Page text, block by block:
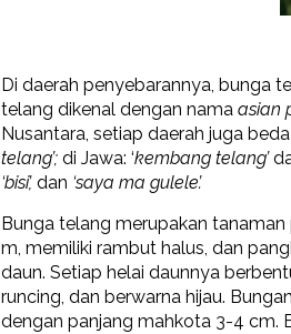
Di daerah penyebarannya, bunga
telang dikenal dengan nama asian
Nusantara, setiap daerah juga
telang’; di Jawa: ‘kembang telang’
‘bisi’, dan ‘saya ma gulele’.
Bunga telang merupakan
m, memiliki rambut halus, dan
daun. Setiap helai daunnya
runcing, dan berwarna hijau.
dengan panjang mahkota 3-4 cm.